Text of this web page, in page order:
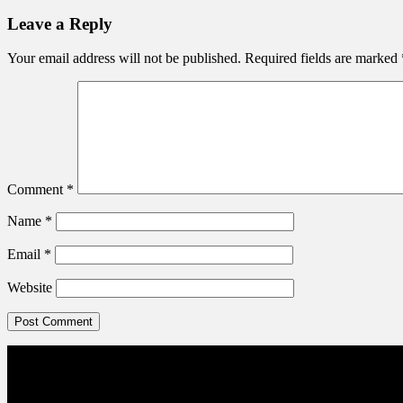
Leave a Reply
Your email address will not be published. Required fields are marked
Comment *
Name *
Email *
Website